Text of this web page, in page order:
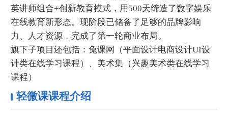
英讲师组合+创新教育模式，用500天缔造了数字娱乐
在线教育新形态。现阶段已储备了足够的品牌影响
力、人才资源，完成了第一轮商业布局。
旗下子项目还包括：兔课网（平面设计电商设计UI设
计类在线学习课程）、美术集（兴趣美术类在线学习
课程）
轻微课课程介绍